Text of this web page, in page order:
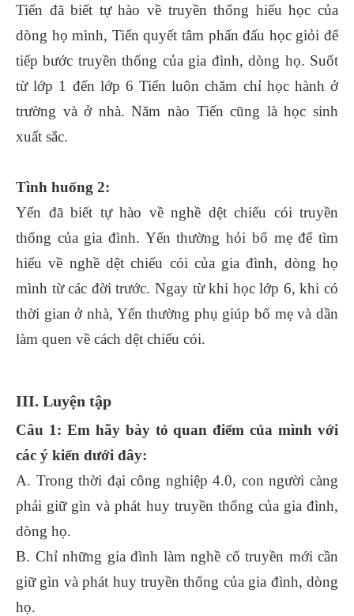
Tiến đã biết tự hào về truyền thống hiếu học của
dòng họ mình, Tiến quyết tâm phấn đấu học giỏi để
tiếp bước truyền thống của gia đình, dòng họ. Suốt
từ lớp 1 đến lớp 6 Tiến luôn chăm chỉ học hành ở
trường và ở nhà. Năm nào Tiến cũng là học sinh
xuất sắc.
Tình huống 2:
Yến đã biết tự hào về nghề dệt chiếu cói truyền
thống của gia đình. Yến thường hỏi bố mẹ để tìm
hiểu về nghề dệt chiếu cói của gia đình, dòng họ
mình từ các đời trước. Ngay từ khi học lớp 6, khi có
thời gian ở nhà, Yến thường phụ giúp bố mẹ và dần
làm quen về cách dệt chiếu cói.
III. Luyện tập
Câu 1: Em hãy bày tỏ quan điểm của mình với
các ý kiến dưới đây:
A. Trong thời đại công nghiệp 4.0, con người càng
phải giữ gìn và phát huy truyền thống của gia đình,
dòng họ.
B. Chỉ những gia đình làm nghề cổ truyền mới cần
giữ gìn và phát huy truyền thống của gia đình, dòng
họ.